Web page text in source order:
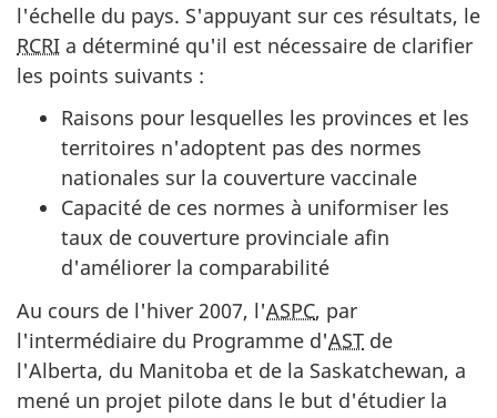
l'échelle du pays. S'appuyant sur ces résultats, le
RCRI a déterminé qu'il est nécessaire de clarifier
les points suivants :
Raisons pour lesquelles les provinces et les
territoires n'adoptent pas des normes
nationales sur la couverture vaccinale
Capacité de ces normes à uniformiser les
taux de couverture provinciale afin
d'améliorer la comparabilité
Au cours de l'hiver 2007, l'ASPC, par
l'intermédiaire du Programme d'AST de
l'Alberta, du Manitoba et de la Saskatchewan, a
mené un projet pilote dans le but d'étudier la